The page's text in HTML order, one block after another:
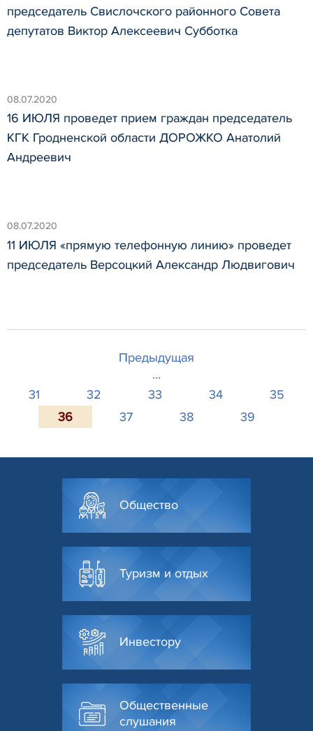
председатель Свислочского районного Совета
депутатов Виктор Алексеевич Субботка
08.07.2020
16 ИЮЛЯ проведет прием граждан председатель
КГК Гродненской области ДОРОЖКО Анатолий
Андреевич
08.07.2020
11 ИЮЛЯ «прямую телефонную линию» проведет
председатель Версоцкий Александр Людвигович
Предыдущая
...
31
32 33 34
35
36
37 38 39
Общество
Туризм и отдых
Инвестору
Общественные
слушания